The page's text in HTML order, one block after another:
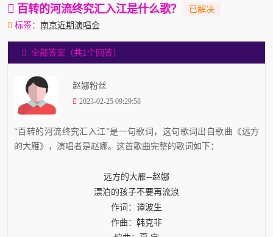
百转的河流终究汇入江是什么歌？
标签： 南京近期演唱会
全部答案（共1个回答）
赵娜粉丝
2023-02-25 09:29:58
“百转的河流终究汇入江”是一句歌词，这句歌词出自歌曲《远方
的大雁》，演唱者是赵娜。这首歌曲完整的歌词如下：
远方的大雁--赵娜
漂泊的孩子不要再流浪
作词：谭波生
作曲：韩克非